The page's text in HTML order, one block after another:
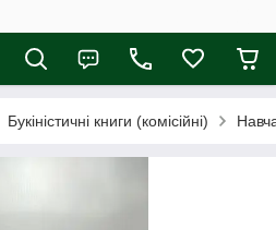
Букіністичні книги (комісійні)